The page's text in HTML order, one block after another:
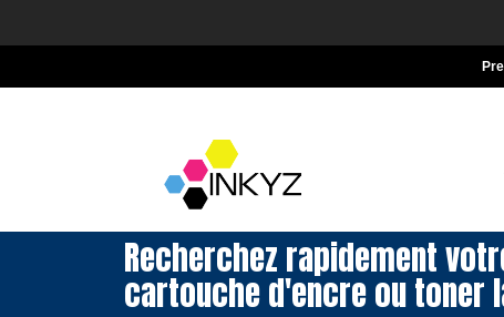
Recherchez rapidement
cartouche d'encre ou toner